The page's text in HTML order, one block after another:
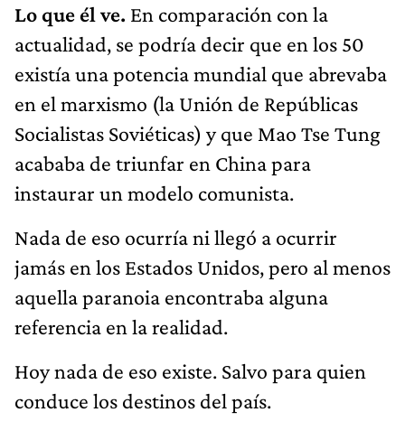
Lo que él ve. En comparación con la
actualidad, se podría decir que en los 50
existía una potencia mundial que abrevaba
en el marxismo (la Unión de Repúblicas
Socialistas Soviéticas) y que Mao Tse Tung
acababa de triunfar en China para
instaurar un modelo comunista.
Nada de eso ocurría ni llegó a ocurrir
jamás en los Estados Unidos, pero al menos
aquella paranoia encontraba alguna
referencia en la realidad.
Hoy nada de eso existe. Salvo para quien
conduce los destinos del país.